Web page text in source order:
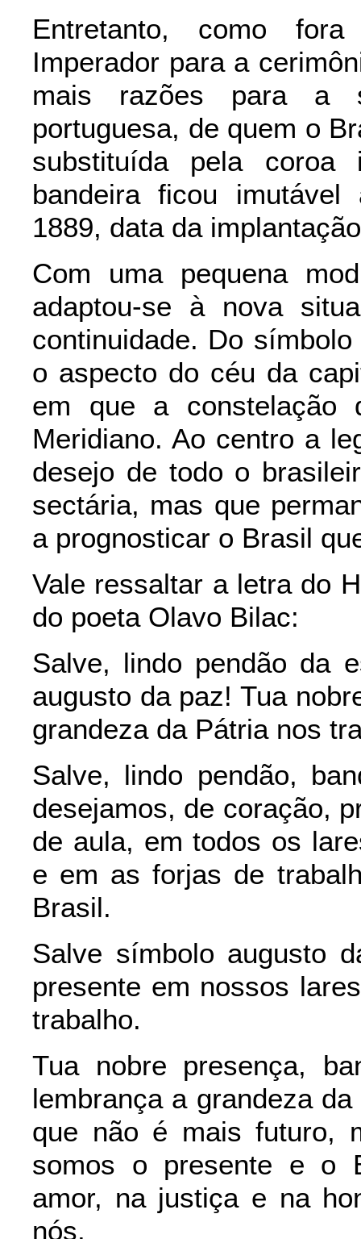
Entretanto, como
Imperador para a
mais razões para a
portuguesa, de quem o
substituída pela coroa
bandeira ficou
1889, data da
Com uma pequena
adaptou-se à nova
continuidade. Do
o aspecto do céu da
em que a constelação
Meridiano. Ao centro a
desejo de todo o
sectária, mas que
a prognosticar o Brasil
Vale ressaltar a letra do
do poeta Olavo Bilac:
Salve, lindo pendão da
augusto da paz! Tua
grandeza da Pátria nos
Salve, lindo pendão,
desejamos, de coração,
de aula, em todos os
e em as forjas de
Brasil.
Salve símbolo augusto
presente em nossos
trabalho.
Tua nobre presença,
lembrança a grandeza
que não é mais futuro,
somos o presente e o
amor, na justiça e na
nós.